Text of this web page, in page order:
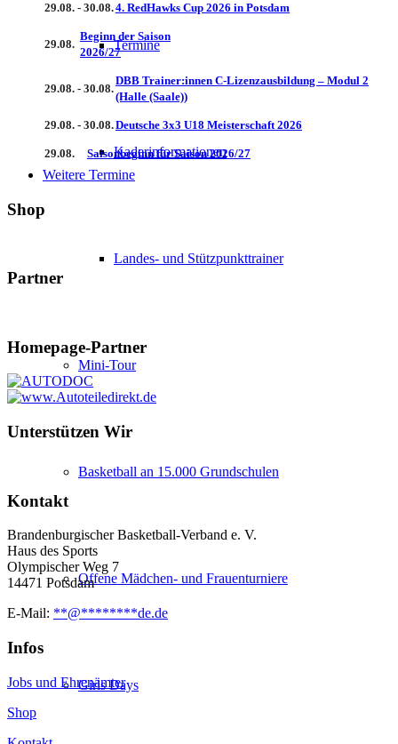
Termine
Kaderinformationen
Landes- und Stützpunkttrainer
Mini-Tour
Basketball an 15.000 Grundschulen
Offene Mädchen- und Frauenturniere
Girls Days
29.08. - 30.08.4. RedHawks Cup 2026 in Potsdam
29.08.
Beginn der Saison
2026/27
29.08. - 30.08.
DBB Trainer:innen C-Lizenzausbildung – Modul 2
(Halle (Saale))
29.08. - 30.08.Deutsche 3x3 U18 Meisterschaft 2026
29.08. Saisonbeginn für Saison 2026/27
Weitere Termine
Shop
Partner
Homepage-Partner
Unterstützen Wir
Kontakt
Brandenburgischer Basketball-Verband e. V.
Haus des Sports
Olympischer Weg 7
14471 Potsdam
E-Mail: **@********de.de
Infos
Jobs und Ehrenämter
Shop